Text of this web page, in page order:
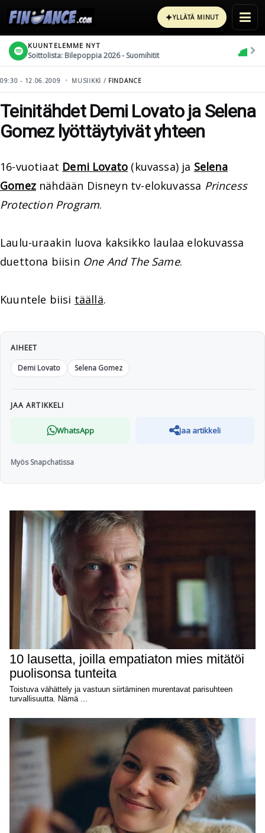
✦YLLÄTÄ MINUT
KUUNTELEMME NYT
Soittolista: Bilepoppia 2026 - Suomihitit
09:30 - 12.06.2009 MUSIIKKI / FINDANCE
Teinitähdet Demi Lovato ja Selena
Gomez lyöttäytyivät yhteen
16-vuotiaat Demi Lovato (kuvassa) ja Selena
Gomeznähdään Disneyn tv-elokuvassa Princess
Protection Program.
Laulu-uraakin luova kaksikko laulaa elokuvassa
duettona biisin One And The Same.
Kuuntele biisi täällä.
AIHEET
Demi Lovato
Selena Gomez
JAA ARTIKKELI
WhatsApp Jaa artikkeli
Myös Snapchatissa